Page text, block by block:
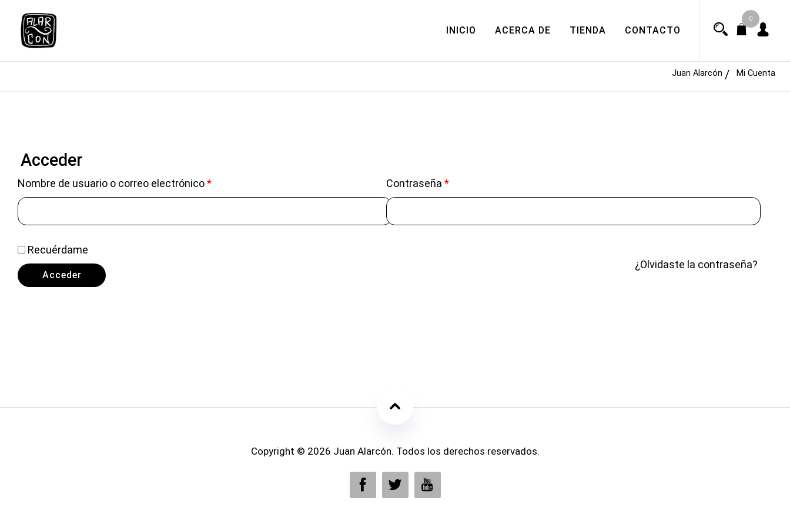
contenido
INICIO ACERCA DE TIENDA CONTACTO
0
Juan Alarcón Mi Cuenta
Acceder
Nombre de usuario o correo electrónico* Contraseña *
Recuérdame
Acceder
¿Olvidaste la contraseña?
Copyright © 2026 Juan Alarcón. Todos los derechos reservados.